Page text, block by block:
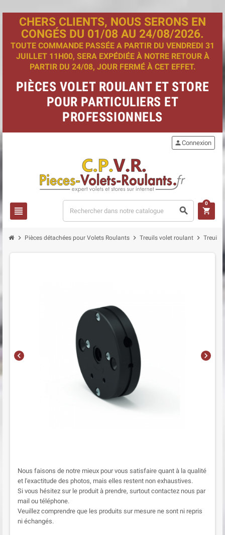
CHERS CLIENTS, NOUS SERONS EN
CONGÉS DU 01/08 AU 24/08/2026.
TOUTE COMMANDE PASSÉE A PARTIR DU VENDREDI 31
JUILLET 11H00, SERA EXPÉDIÉE À NOTRE RETOUR À
PARTIR DU 24/08, JOUR FERMÉ À CET EFFET.
PIÈCES VOLET ROULANT ET STORE
POUR PARTICULIERS ET
PROFESSIONNELS
view_headline search
personConnexion
shopping_cart
0
chevron_right Pièces détachées pour Volets Roulants chevron_right Treuils volet roulant chevron_right Treuil
chevron_left chevron_right
Nous faisons de notre mieux pour vous satisfaire quant à la qualité
et l'exactitude des photos, mais elles restent non exhaustives.
Si vous hésitez sur le produit à prendre, surtout contactez nous par
mail ou téléphone.
Veuillez comprendre que les produits sur mesure ne sont ni repris
ni échangés.